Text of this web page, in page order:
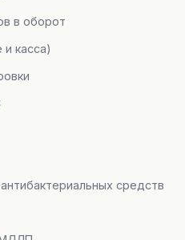
в оборот
касса)
средств